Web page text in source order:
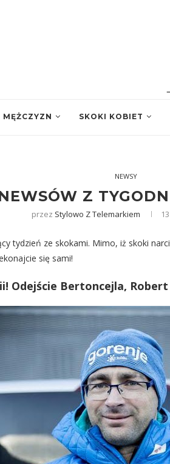
MĘŻCZYZN SKOKI KOBIET
NEWSY
Z
przez Stylowo Z Telemarkiem
tydzień ze skokami. Mimo, iż skoki
się sami!
Odejście Bertoncejla,